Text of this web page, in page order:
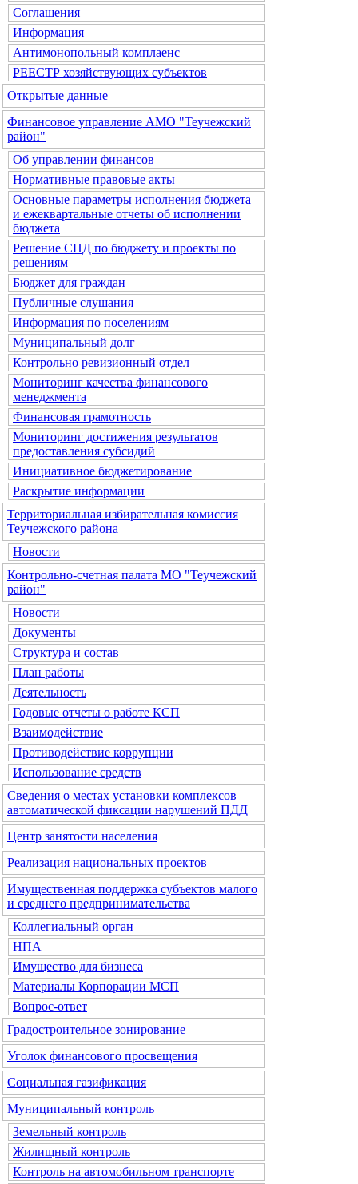
Соглашения
Информация
Антимонопольный комплаенс
РЕЕСТР хозяйствующих субъектов
Открытые данные
Финансовое управление АМО "Теучежский
район"
Об управлении финансов
Нормативные правовые акты
Основные параметры исполнения бюджета
и ежеквартальные отчеты об исполнении
бюджета
Решение СНД по бюджету и проекты по
решениям
Бюджет для граждан
Публичные слушания
Информация по поселениям
Муниципальный долг
Контрольно ревизионный отдел
Мониторинг качества финансового
менеджмента
Финансовая грамотность
Мониторинг достижения результатов
предоставления субсидий
Инициативное бюджетирование
Раскрытие информации
Территориальная избирательная комиссия
Теучежского района
Новости
Контрольно-счетная палата МО "Теучежский
район"
Новости
Документы
Структура и состав
План работы
Деятельность
Годовые отчеты о работе КСП
Взаимодействие
Противодействие коррупции
Использование средств
Сведения о местах установки комплексов
автоматической фиксации нарушений ПДД
Центр занятости населения
Реализация национальных проектов
Имущественная поддержка субъектов малого
и среднего предпринимательства
Коллегиальный орган
НПА
Имущество для бизнеса
Материалы Корпорации МСП
Вопрос-ответ
Градостроительное зонирование
Уголок финансового просвещения
Социальная газификация
Муниципальный контроль
Земельный контроль
Жилищный контроль
Контроль на автомобильном транспорте